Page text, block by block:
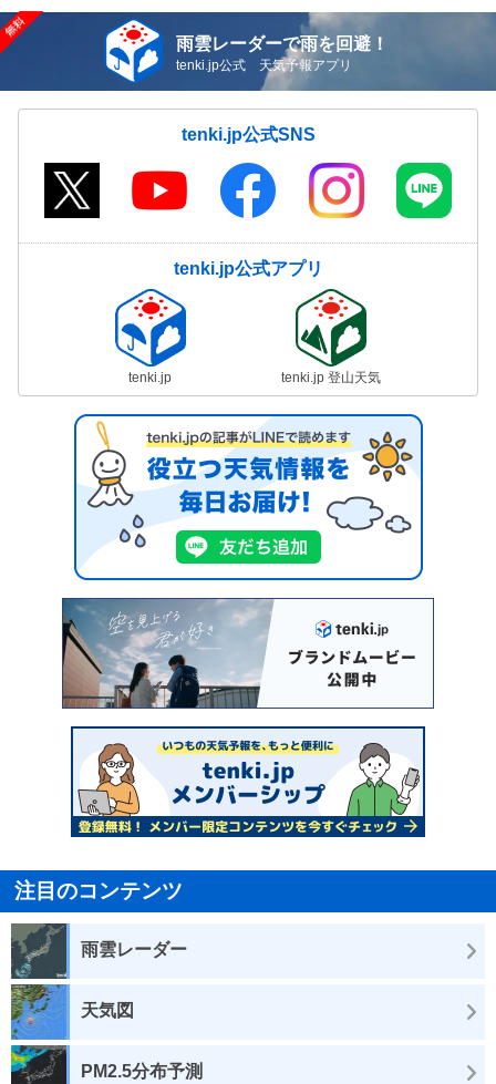
雨雲レーダーで雨を回避！
tenki.jp公式 天気予報アプリ
tenki.jp公式SNS
tenki.jp公式アプリ
tenki.jp tenki.jp 登山天気
注目のコンテンツ
雨雲レーダー
天気図
PM2.5分布予測